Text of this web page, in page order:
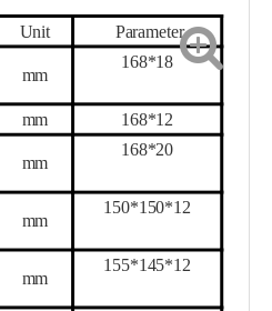
Unit
Parameter
mm
168*18
mm 168*12
mm
168*20
mm
150*150*12
mm
155*145*12